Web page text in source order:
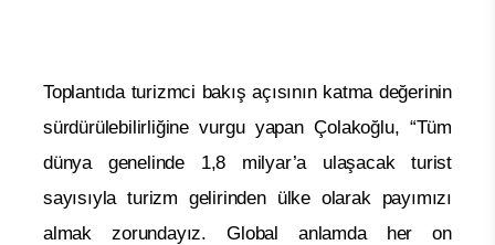
Toplantıda turizmci bakış açısının katma değerinin
sürdürülebilirliğine vurgu yapan Çolakoğlu, “Tüm
dünya genelinde 1,8 milyar’a ulaşacak turist
sayısıyla turizm gelirinden ülke olarak payımızı
almak zorundayız. Global anlamda her on